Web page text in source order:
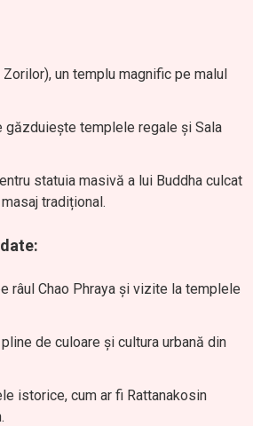
un templu magnific pe malul
găzduiește templele regale și Sala
statuia masivă a lui Buddha culcat
tradițional.
râul Chao Phraya și vizite la templele
de culoare și cultura urbană din
istorice, cum ar fi Rattanakosin